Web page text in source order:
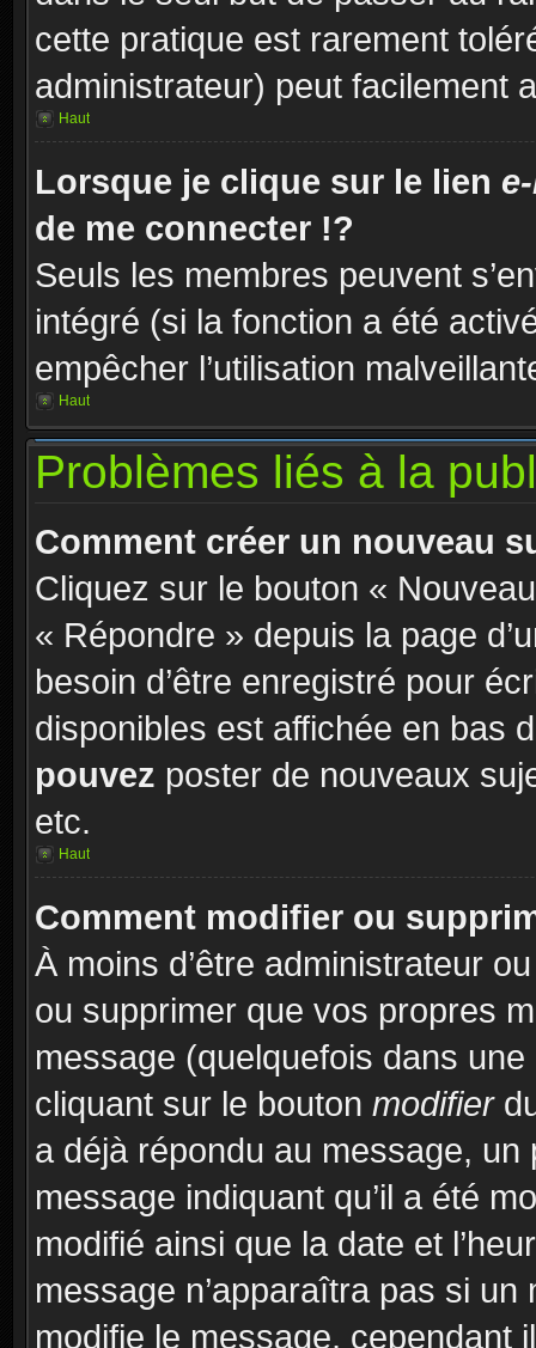
cette pratique est rarement
administrateur) peut facilement
Haut
Lorsque je clique sur le lien
de me connecter !?
Seuls les membres peuvent
intégré (si la fonction a été
empêcher l’utilisation
Haut
Problèmes liés à la
Comment créer un nouveau
Cliquez sur le bouton «
« Répondre » depuis la page
besoin d’être enregistré pour
disponibles est affichée en bas
pouvez poster de nouveaux
etc.
Haut
Comment modifier ou
À moins d’être administrateur
ou supprimer que vos propres
message (quelquefois dans
cliquant sur le bouton modifier
a déjà répondu au message, un
message indiquant qu’il a été
modifié ainsi que la date et
message n’apparaîtra pas si
modifie le message, cependant